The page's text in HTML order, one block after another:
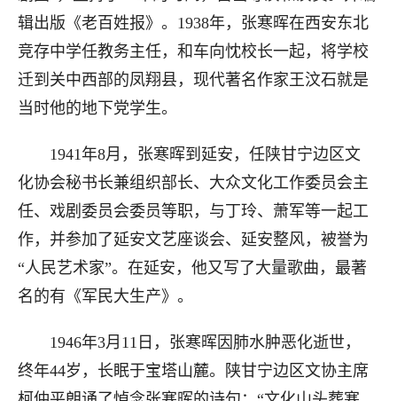
辑出版《老百姓报》。1938年，张寒晖在西安东北
竞存中学任教务主任，和车向忱校长一起，将学校
迁到关中西部的凤翔县，现代著名作家王汶石就是
当时他的地下党学生。
1941年8月，张寒晖到延安，任陕甘宁边区文
化协会秘书长兼组织部长、大众文化工作委员会主
任、戏剧委员会委员等职，与丁玲、萧军等一起工
作，并参加了延安文艺座谈会、延安整风，被誉为
“人民艺术家”。在延安，他又写了大量歌曲，最著
名的有《军民大生产》。
1946年3月11日，张寒晖因肺水肿恶化逝世，
终年44岁，长眠于宝塔山麓。陕甘宁边区文协主席